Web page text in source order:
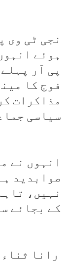
نجی ٹی وی
ہوئے
پی آر
فوج کا
مذاکرات
سیاسی
انہوں نے
صوابدید
نہیں،
کے بجائے